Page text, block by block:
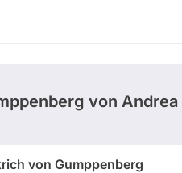
von Andrea
von Gumppenberg